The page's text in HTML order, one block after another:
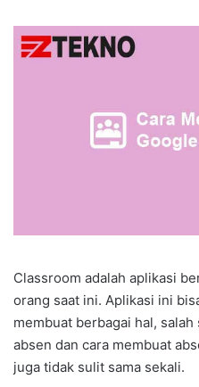
Classroom adalah aplikasi
orang saat ini. Aplikasi ini
membuat berbagai hal,
absen dan cara membuat
juga tidak sulit sama sekali.